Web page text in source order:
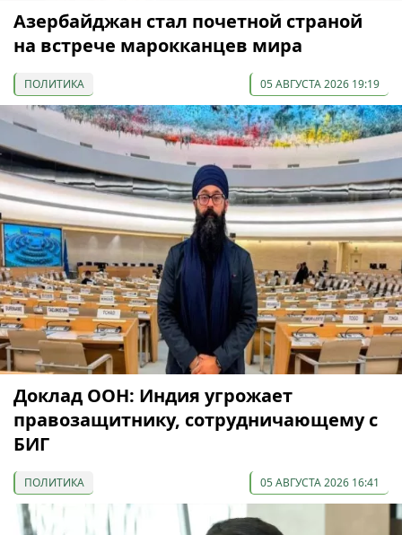
Азербайджан стал почетной страной
на встрече марокканцев мира
ПОЛИТИКА 05 АВГУСТА 2026 19:19
Доклад ООН: Индия угрожает
правозащитнику, сотрудничающему с
БИГ
ПОЛИТИКА 05 АВГУСТА 2026 16:41